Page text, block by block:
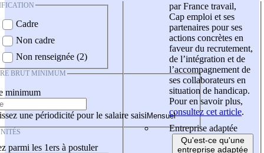
Cadre
Non cadre
Non renseignée (2)
BRUT MINIMUM
minimum
une périodicité pour le salaire saisi
parmi les 1ers à postuler
par France travail,
Cap emploi et ses
partenaires pour ses
actions concrètes en
faveur du recrutement,
de l’intégration et de
l’accompagnement de
ses collaborateurs en
situation de handicap.
Pour en savoir plus,
consultez cet article.
Entreprise adaptée
Qu'est-ce qu'une
entreprise adaptée